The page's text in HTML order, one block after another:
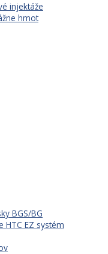
injektáže
hmot
BGS/BG
EZ systém